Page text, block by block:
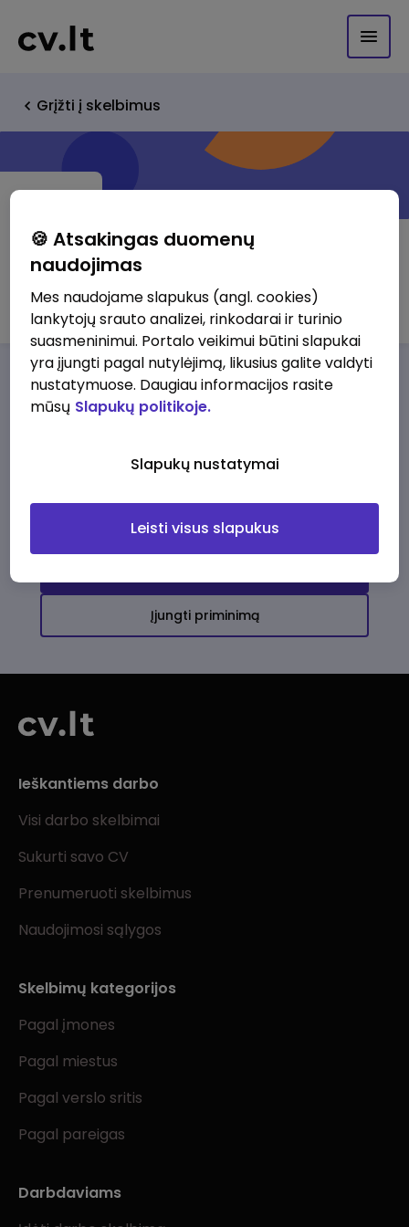
Grįžti į skelbimus
ClimPro, UAB
Darbo pasiūlymaiApie musPrivalumai
darbo pasiūlymų
Įjungti priminimą
Ieškantiems darbo
Visi darbo skelbimai
Sukurti savo CV
Prenumeruoti skelbimus
Naudojimosi sąlygos
Skelbimų kategorijos
Pagal įmones
Pagal miestus
Pagal verslo sritis
Pagal pareigas
Darbdaviams
🍪 Atsakingas duomenų
naudojimas
Mes naudojame slapukus (angl. cookies)
lankytojų srauto analizei, rinkodarai ir turinio
suasmeninimui. Portalo veikimui būtini slapukai
yra įjungti pagal nutylėjimą, likusius galite valdyti
nustatymuose. Daugiau informacijos rasite
mūsų Slapukų politikoje.
Slapukų nustatymai
Leisti visus slapukus